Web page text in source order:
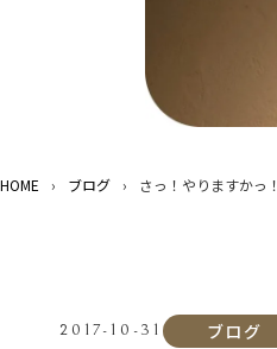
HOME › ブログ › さっ！やりますかっ！
2017-10-31 ブログ